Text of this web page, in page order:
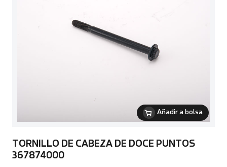
Añadir a bolsa
TORNILLO DE CABEZA DE DOCE PUNTOS
367874000